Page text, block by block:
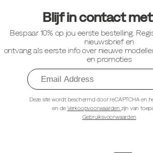
Blijf in contact
Bespaar 10% op jou eerste bestelling.
nieuwsbrief en
ontvang als eerste info over nieuwe
en promoties
Deze site wordt beschermd door reCAPTCHA en
en de Verkoopvoorwaarden zijn van
Gebruiksvoorwaarden